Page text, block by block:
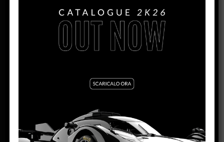
MOTORE AW:King 21 Evo3 – 21.400 rpm
MOTORE SW:Shark 25K – 25.000 rpm
36mm
136mm
SCHEDA TECNICA